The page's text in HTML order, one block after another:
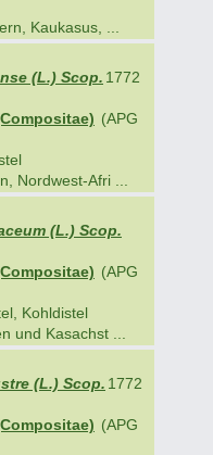
Kaukasus, ...
(L.) Scop. 1772
(APG
Nordwest-Afri ...
(L.) Scop.
(APG
Kohldistel
und Kasachst ...
(L.) Scop. 1772
(APG